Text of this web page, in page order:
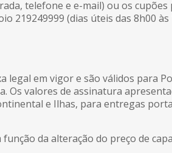
telefone e e-mail) ou os
219249999 (dias úteis das 8h00
legal em vigor e são válidos para
valores de assinatura
e Ilhas, para entregas
da alteração do preço de